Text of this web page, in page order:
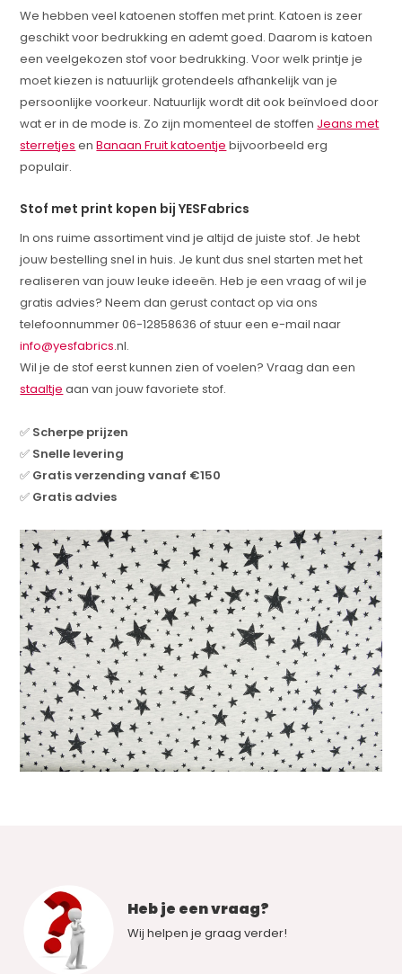
We hebben veel katoenen stoffen met print. Katoen is zeer
geschikt voor bedrukking en ademt goed. Daarom is katoen
een veelgekozen stof voor bedrukking. Voor welk printje je
moet kiezen is natuurlijk grotendeels afhankelijk van je
persoonlijke voorkeur. Natuurlijk wordt dit ook beïnvloed door
wat er in de mode is. Zo zijn momenteel de stoffen Jeans met
sterretjes enBanaan Fruit katoentje bijvoorbeeld erg
populair.
Stof met print kopen bij YESFabrics
In ons ruime assortiment vind je altijd de juiste stof. Je hebt
jouw bestelling snel in huis. Je kunt dus snel starten met het
realiseren van jouw leuke ideeën. Heb je een vraag of wil je
gratis advies? Neem dan gerust contact op via ons
telefoonnummer 06-12858636 of stuur een e-mail naar
info@yesfabrics.nl.
Wil je de stof eerst kunnen zien of voelen? Vraag dan een
staaltje aan van jouw favoriete stof.
✅ Scherpe prijzen
✅ Snelle levering
✅ Gratis verzending vanaf €150
✅ Gratis advies
Heb je een vraag?
Wij helpen je graag verder!